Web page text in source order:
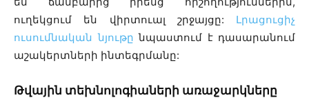
ուղեկցում են վիրտուալ շրջայցը: Լրացուցիչ
ուսումնական նյութընպաստում է դասարանում
աշակերտների ինտեգրմանը:
Թվային տեխնոլոգիաների առաջարկները